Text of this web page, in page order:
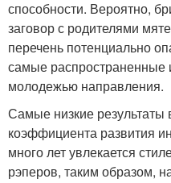
способности. Вероятно,
заговор с родителями
перечень потенциально
самые
молодежью направления.
Самые низкие результаты
коэффициента развития
много лет увлекается
рэперов, таким образом,